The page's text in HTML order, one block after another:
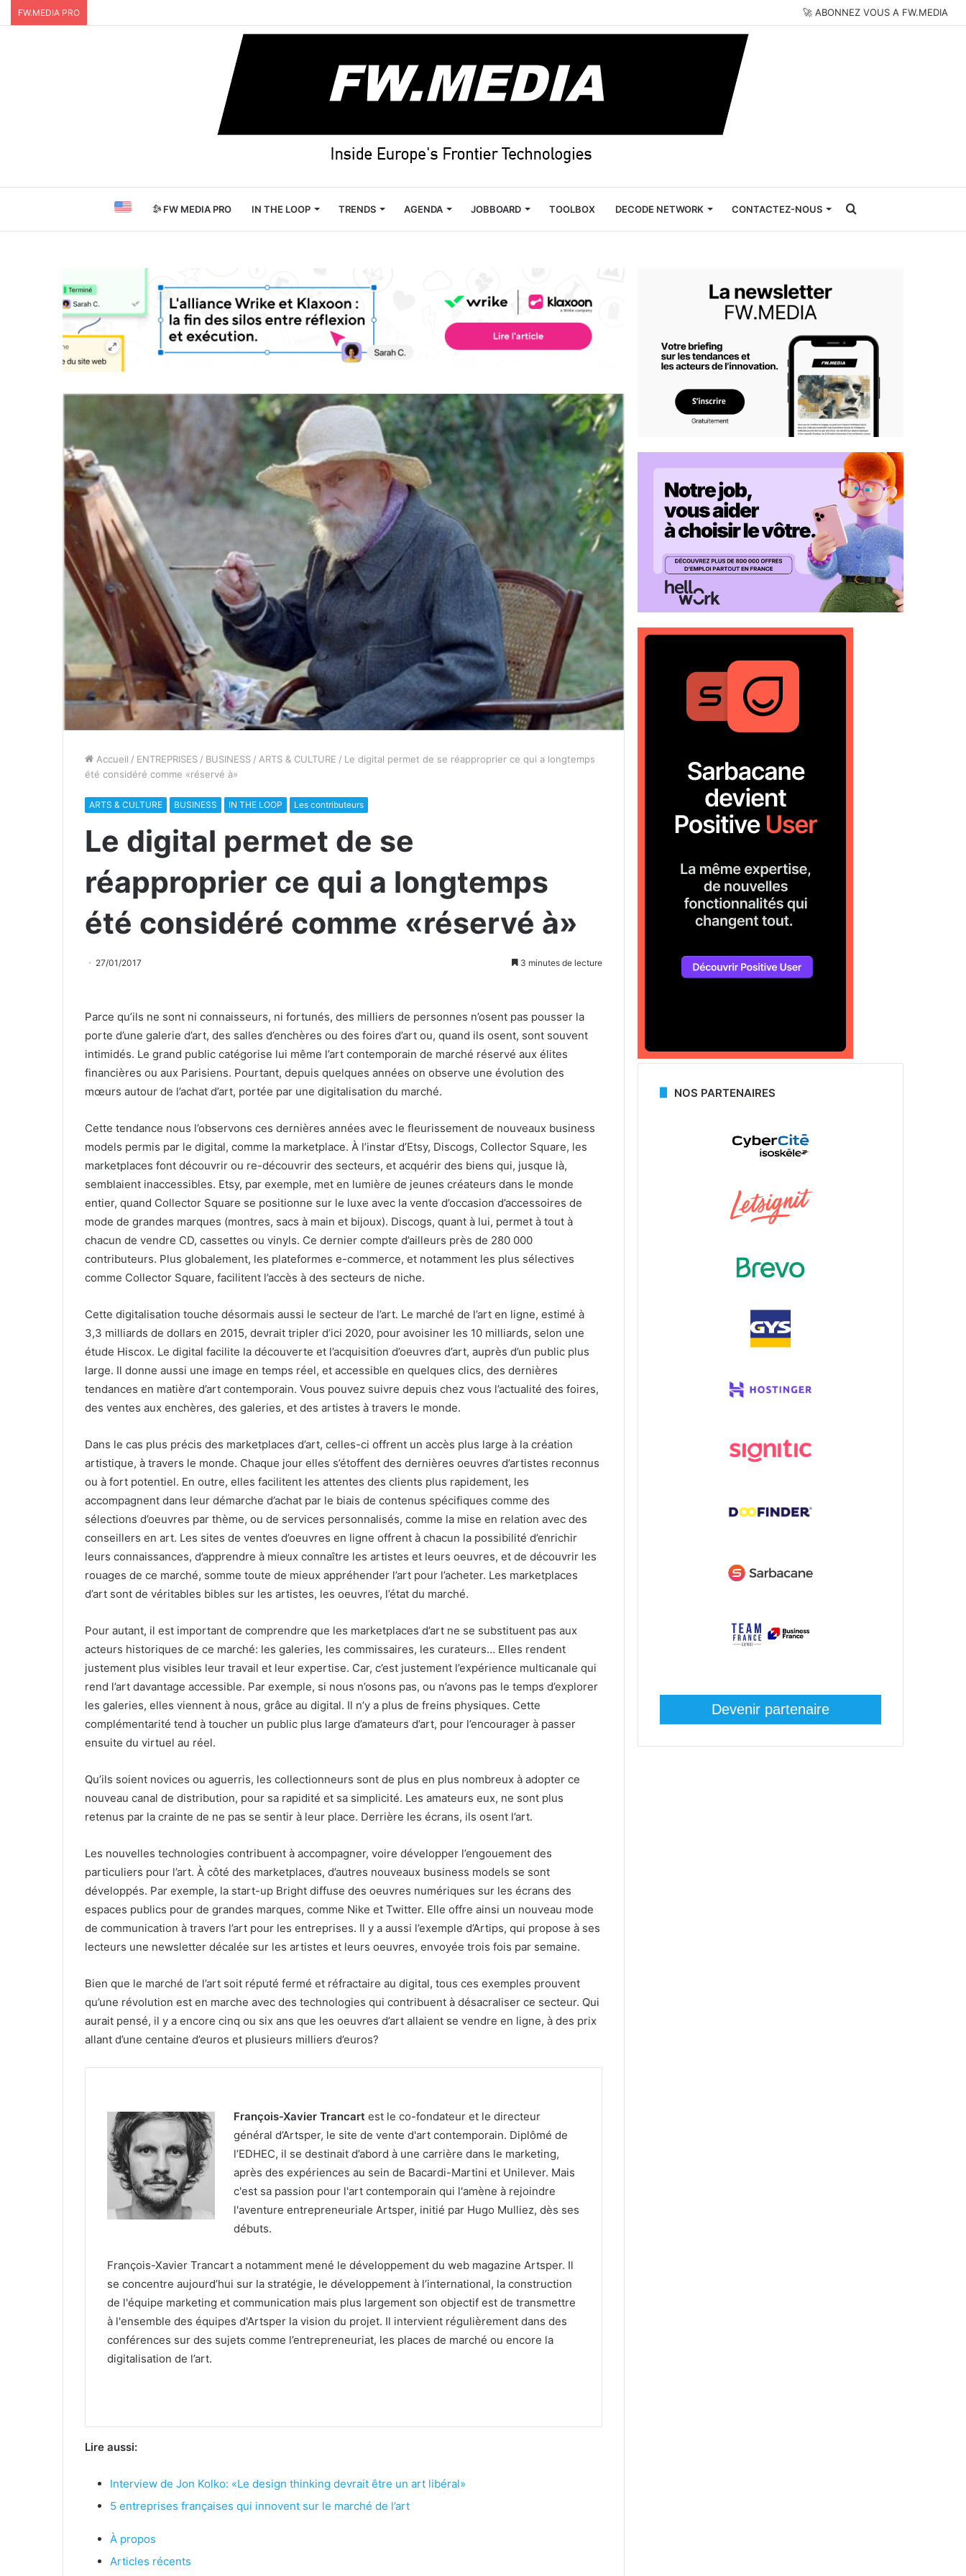
FW.MEDIA PRO 🚀 ABONNEZ VOUS A FW.MEDIA
FW MEDIA PRO IN THE LOOP TRENDS AGENDA JOBBOARD TOOLBOX DECODE NETWORK CONTACTEZ-NOUS Rechercher
Accueil / ENTREPRISES / BUSINESS / ARTS & CULTURE / Le digital permet de se réapproprier ce qui a longtemps
été considéré comme «réservé à»
ARTS & CULTURE BUSINESS IN THE LOOP Les contributeurs
Le digital permet de se
réapproprier ce qui a longtemps
été considéré comme «réservé à»
27/01/2017 3 minutes de lecture
Parce qu’ils ne sont ni connaisseurs, ni fortunés, des milliers de personnes n’osent pas pousser la
porte d’une galerie d’art, des salles d’enchères ou des foires d’art ou, quand ils osent, sont souvent
intimidés. Le grand public catégorise lui même l’art contemporain de marché réservé aux élites
financières ou aux Parisiens. Pourtant, depuis quelques années on observe une évolution des
mœurs autour de l’achat d’art, portée par une digitalisation du marché.
Cette tendance nous l’observons ces dernières années avec le fleurissement de nouveaux business
models permis par le digital, comme la marketplace. À l’instar d’Etsy, Discogs, Collector Square, les
marketplaces font découvrir ou re-découvrir des secteurs, et acquérir des biens qui, jusque là,
semblaient inaccessibles. Etsy, par exemple, met en lumière de jeunes créateurs dans le monde
entier, quand Collector Square se positionne sur le luxe avec la vente d’occasion d’accessoires de
mode de grandes marques (montres, sacs à main et bijoux). Discogs, quant à lui, permet à tout à
chacun de vendre CD, cassettes ou vinyls. Ce dernier compte d’ailleurs près de 280 000
contributeurs. Plus globalement, les plateformes e-commerce, et notamment les plus sélectives
comme Collector Square, facilitent l’accès à des secteurs de niche.
Cette digitalisation touche désormais aussi le secteur de l’art. Le marché de l’art en ligne, estimé à
3,3 milliards de dollars en 2015, devrait tripler d’ici 2020, pour avoisiner les 10 milliards, selon une
étude Hiscox. Le digital facilite la découverte et l’acquisition d’oeuvres d’art, auprès d’un public plus
large. Il donne aussi une image en temps réel, et accessible en quelques clics, des dernières
tendances en matière d’art contemporain. Vous pouvez suivre depuis chez vous l’actualité des foires,
des ventes aux enchères, des galeries, et des artistes à travers le monde.
Dans le cas plus précis des marketplaces d’art, celles-ci offrent un accès plus large à la création
artistique, à travers le monde. Chaque jour elles s’étoffent des dernières oeuvres d’artistes reconnus
ou à fort potentiel. En outre, elles facilitent les attentes des clients plus rapidement, les
accompagnent dans leur démarche d’achat par le biais de contenus spécifiques comme des
sélections d’oeuvres par thème, ou de services personnalisés, comme la mise en relation avec des
conseillers en art. Les sites de ventes d’oeuvres en ligne offrent à chacun la possibilité d’enrichir
leurs connaissances, d’apprendre à mieux connaître les artistes et leurs oeuvres, et de découvrir les
rouages de ce marché, somme toute de mieux appréhender l’art pour l’acheter. Les marketplaces
d’art sont de véritables bibles sur les artistes, les oeuvres, l’état du marché.
Pour autant, il est important de comprendre que les marketplaces d’art ne se substituent pas aux
acteurs historiques de ce marché: les galeries, les commissaires, les curateurs… Elles rendent
justement plus visibles leur travail et leur expertise. Car, c’est justement l’expérience multicanale qui
rend l’art davantage accessible. Par exemple, si nous n’osons pas, ou n’avons pas le temps d’explorer
les galeries, elles viennent à nous, grâce au digital. Il n’y a plus de freins physiques. Cette
complémentarité tend à toucher un public plus large d’amateurs d’art, pour l’encourager à passer
ensuite du virtuel au réel.
Qu’ils soient novices ou aguerris, les collectionneurs sont de plus en plus nombreux à adopter ce
nouveau canal de distribution, pour sa rapidité et sa simplicité. Les amateurs eux, ne sont plus
retenus par la crainte de ne pas se sentir à leur place. Derrière les écrans, ils osent l’art.
Les nouvelles technologies contribuent à accompagner, voire développer l’engouement des
particuliers pour l’art. À côté des marketplaces, d’autres nouveaux business models se sont
développés. Par exemple, la start-up Bright diffuse des oeuvres numériques sur les écrans des
espaces publics pour de grandes marques, comme Nike et Twitter. Elle offre ainsi un nouveau mode
de communication à travers l’art pour les entreprises. Il y a aussi l’exemple d’Artips, qui propose à ses
lecteurs une newsletter décalée sur les artistes et leurs oeuvres, envoyée trois fois par semaine.
Bien que le marché de l’art soit réputé fermé et réfractaire au digital, tous ces exemples prouvent
qu’une révolution est en marche avec des technologies qui contribuent à désacraliser ce secteur. Qui
aurait pensé, il y a encore cinq ou six ans que les oeuvres d’art allaient se vendre en ligne, à des prix
allant d’une centaine d’euros et plusieurs milliers d’euros?
François-Xavier Trancart est le co-fondateur et le directeur
général d’Artsper, le site de vente d'art contemporain. Diplômé de
l’EDHEC, il se destinait d’abord à une carrière dans le marketing,
après des expériences au sein de Bacardi-Martini et Unilever. Mais
c'est sa passion pour l'art contemporain qui l'amène à rejoindre
l'aventure entrepreneuriale Artsper, initié par Hugo Mulliez, dès ses
débuts.
François-Xavier Trancart a notamment mené le développement du web magazine Artsper. Il
se concentre aujourd’hui sur la stratégie, le développement à l’international, la construction
de l'équipe marketing et communication mais plus largement son objectif est de transmettre
à l'ensemble des équipes d'Artsper la vision du projet. Il intervient régulièrement dans des
conférences sur des sujets comme l’entrepreneuriat, les places de marché ou encore la
digitalisation de l’art.
Lire aussi:
Interview de Jon Kolko: «Le design thinking devrait être un art libéral»
5 entreprises françaises qui innovent sur le marché de l’art
À propos
Articles récents
NOS PARTENAIRES
Devenir partenaire